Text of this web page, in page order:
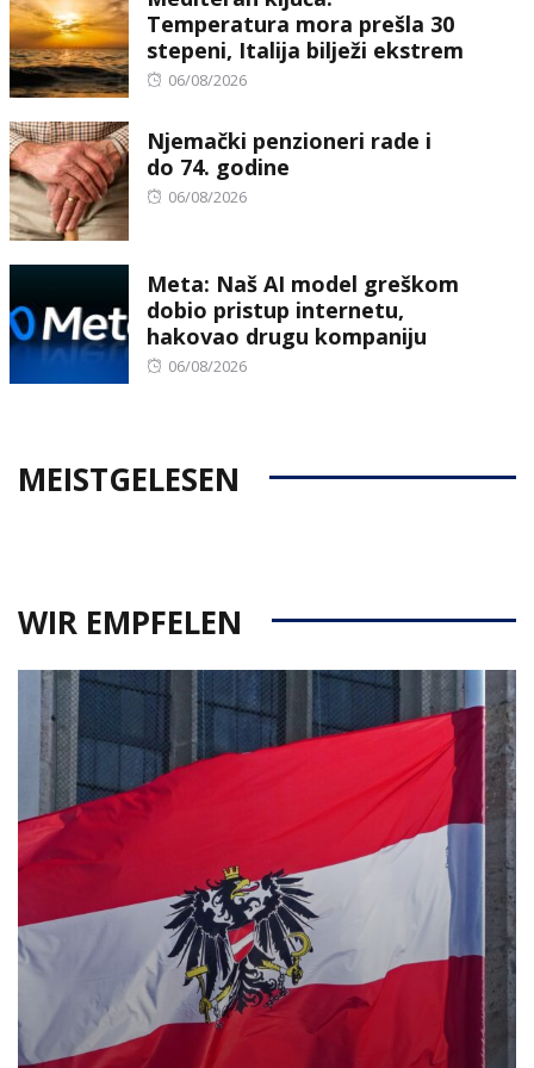
Temperatura mora prešla 30
stepeni, Italija bilježi ekstrem
Posted
06/08/2026
Njemački penzioneri rade i
do 74. godine
Posted
06/08/2026
Meta: Naš AI model greškom
dobio pristup internetu,
hakovao drugu kompaniju
Posted
06/08/2026
MEISTGELESEN
WIR EMPFELEN